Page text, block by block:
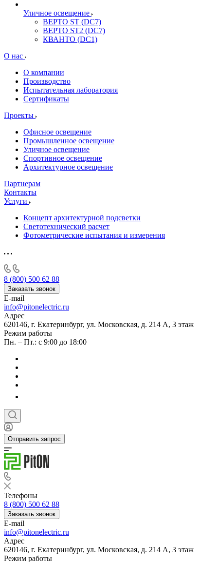
Уличное освещение
ВЕРТО ST (DC7)
ВЕРТО ST2 (DC7)
КВАНТО (DC1)
О нас
О компании
Производство
Испытательная лаборатория
Сертификаты
Проекты
Офисное освещение
Промышленное освещение
Уличное освещение
Спортивное освещение
Архитектурное освещение
Партнерам
Контакты
Услуги
Концепт архитектурной подсветки
Светотехнический расчет
Фотометрические испытания и измерения
8 (800) 500 62 88
Заказать звонок
E-mail
info@pitonelectric.ru
Адрес
620146, г. Екатеринбург, ул. Московская, д. 214 А, 3 этаж
Режим работы
Пн. – Пт.: с 9:00 до 18:00
Отправить запрос
Телефоны
8 (800) 500 62 88
Заказать звонок
E-mail
info@pitonelectric.ru
Адрес
620146, г. Екатеринбург, ул. Московская, д. 214 А, 3 этаж
Режим работы